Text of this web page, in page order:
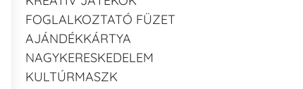
FOGLALKOZTATÓ FÜZET
AJÁNDÉKKÁRTYA
NAGYKERESKEDELEM
KULTÚRMASZK